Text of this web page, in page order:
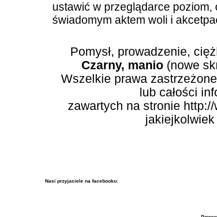
ustawić w przeglądarce
świadomym aktem woli i
Pomysł, prowadzenie,
Czarny, manio (nowe
Wszelkie prawa
lub całości
zawartych na stronie
Nasi przyjaciele na facebooku: